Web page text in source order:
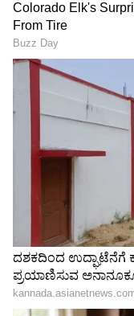
Related Articles
Dharmasthala
ರಾಜ್ ಹೆಸರು
ಕೋಟಿ ಬಜೆಟ್‌!
Puneeth
ಜನತಾ ಪಾರ್ಟಿ'!